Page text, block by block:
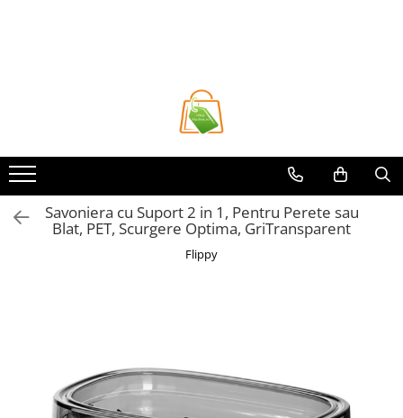
Accesorii Birou si Consumabile
Articole pentru baie
Articole pentru Bucatarie
Accesorii Bucătărie
Organizatoare si Depozitare
Bucatarie
Pahare, Sticle si Cani
Savoniera cu Suport 2 in 1, Pentru Perete sau
Blat, PET, Scurgere Optima, GriTransparent
Flippy